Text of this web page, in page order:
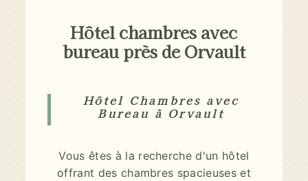
Hôtel chambres avec
bureau près de Orvault
Hôtel Chambres avec
Bureau à Orvault
Vous êtes à la recherche d'un hôtel
offrant des chambres spacieuses et